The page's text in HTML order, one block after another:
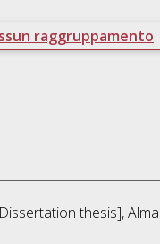
raggruppamento
thesis],